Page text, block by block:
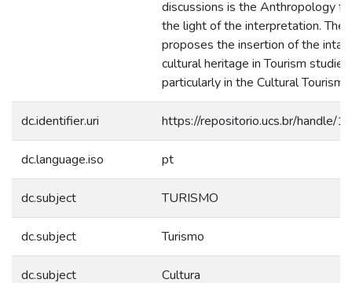
discussions is the Anthropology
the light of the interpretation. The
proposes the insertion of the
cultural heritage in Tourism studies
particularly in the Cultural Tourism.
dc.identifier.uri https://repositorio.ucs.br/handle/
dc.language.iso pt
dc.subject TURISMO
dc.subject Turismo
dc.subject Cultura